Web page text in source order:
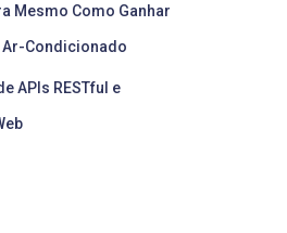
Mesmo Como Ganhar
Condicionado
APIs RESTful e